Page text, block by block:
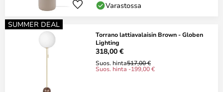
Varastossa
SUMMER DEAL
Torrano lattiavalaisin Brown - Globen
Lighting
318,00 €
Suos. hinta517,00 €
Suos. hinta -199,00 €